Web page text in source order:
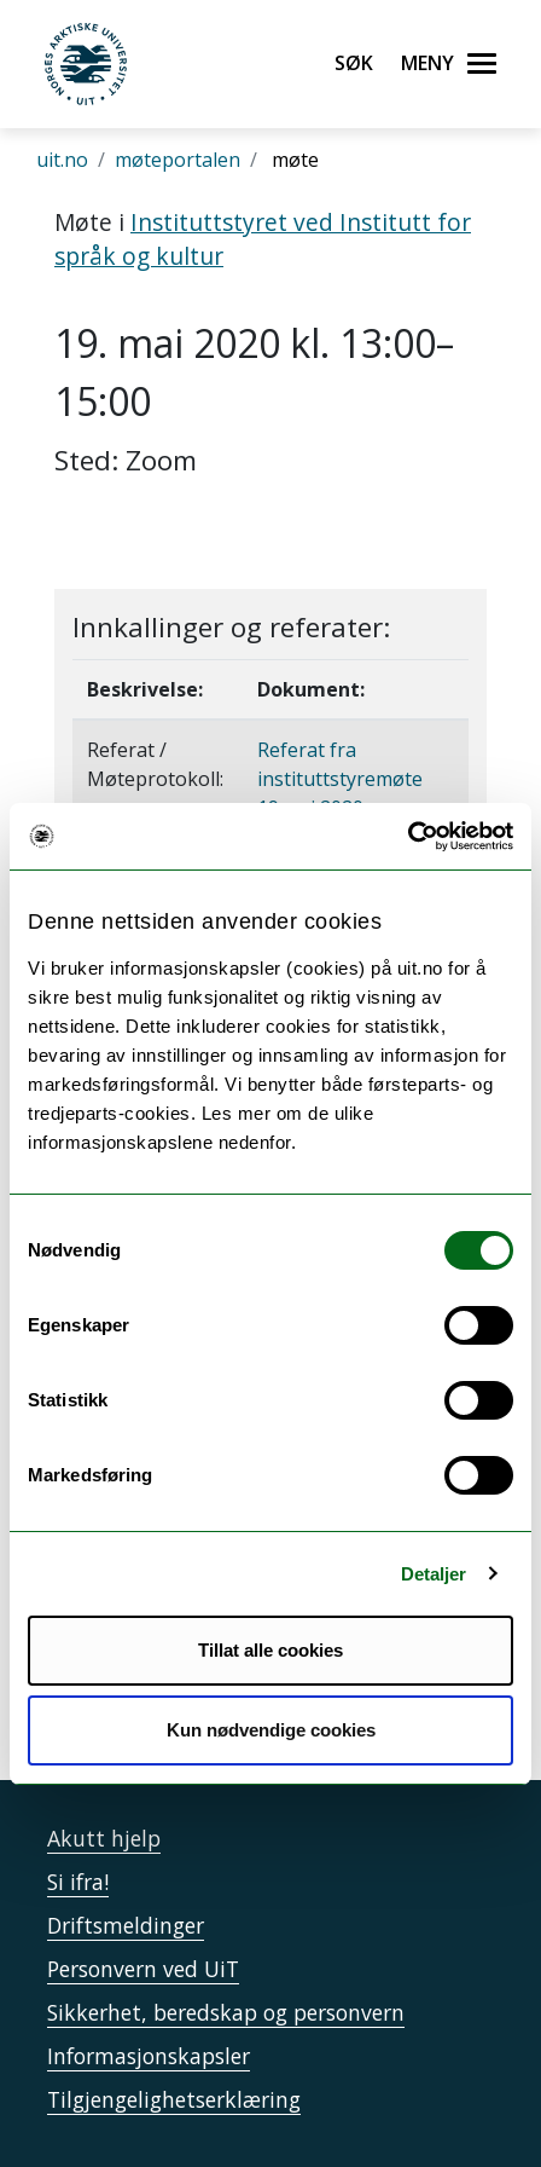
Denne nettsiden anvender cookies
Vi bruker informasjonskapsler (cookies) på uit.no for å
sikre best mulig funksjonalitet og riktig visning av
nettsidene. Dette inkluderer cookies for statistikk,
bevaring av innstillinger og innsamling av informasjon for
markedsføringsformål. Vi benytter både førsteparts- og
tredjeparts-cookies. Les mer om de ulike
informasjonskapslene nedenfor.
Nødvendig
Egenskaper
Statistikk
Markedsføring
Detaljer
Tillat alle cookies
Kun nødvendige cookies
Gå til hovedinnhold
UiT Norges arktiske universitet
Søk Meny
uit.no møteportalen møte
Møte i Instituttstyret ved Institutt for
språk og kultur
19. mai 2020 kl. 13:00–
15:00
Sted: Zoom
Innkallinger og referater:
Beskrivelse: Dokument:
Referat /
Møteprotokoll:
Referat fra
instituttstyremøte
19.mai 2020
Møteinnkalling:
Innkalling til
ved Institutt for
språk og kultur 19.
mai 2020
Andre dokumenter:
Beskrivelse: Dokument:
instituttet
Ansvarlig for siden:Beathe Paulsen
Akutt hjelp
Si ifra!
Driftsmeldinger
Personvern ved UiT
Sikkerhet, beredskap og personvern
Informasjonskapsler
Tilgjengelighetserklæring